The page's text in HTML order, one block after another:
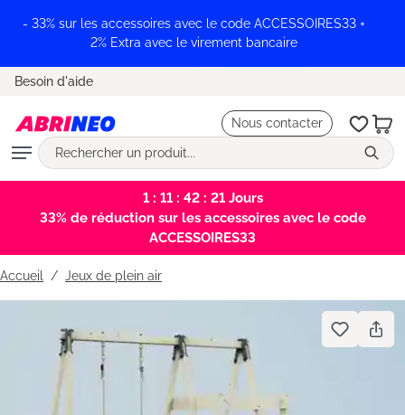
principal
- 33% sur les accessoires avec le code ACCESSOIRES33 +
2% Extra avec le virement bancaire
Besoin d'aide
Nous contacter
1 : 11 : 42 : 21Jours
33% de réduction sur les accessoires avec le code
ACCESSOIRES33
Accueil Jeux de plein air